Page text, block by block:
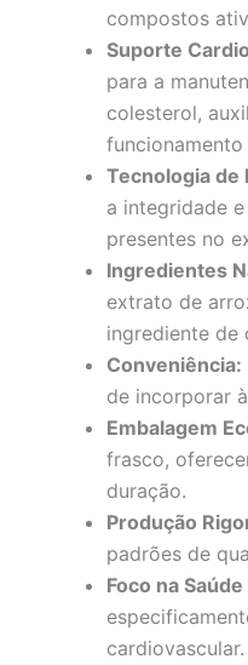
compostos
Suporte
para a
colesterol,
Tecnologia de
a integridade
presentes no
Ingredientes
extrato de
ingrediente de
Conveniência:
de incorporar
Embalagem
frasco,
duração.
Produção
padrões de
Foco na
cardiovascular.